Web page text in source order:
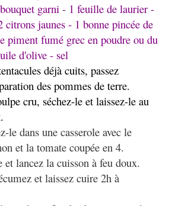
garni - 1 feuille de laurier -
citrons jaunes - 1 bonne pincée de
piment fumé grec en poudre ou du
d'olive - sel
déjà cuits, passez
des pommes de terre.
cru, séchez-le et laissez-le au
le dans une casserole avec le
et la tomate coupée en 4.
lancez la cuisson à feu doux.
et laissez cuire 2h à